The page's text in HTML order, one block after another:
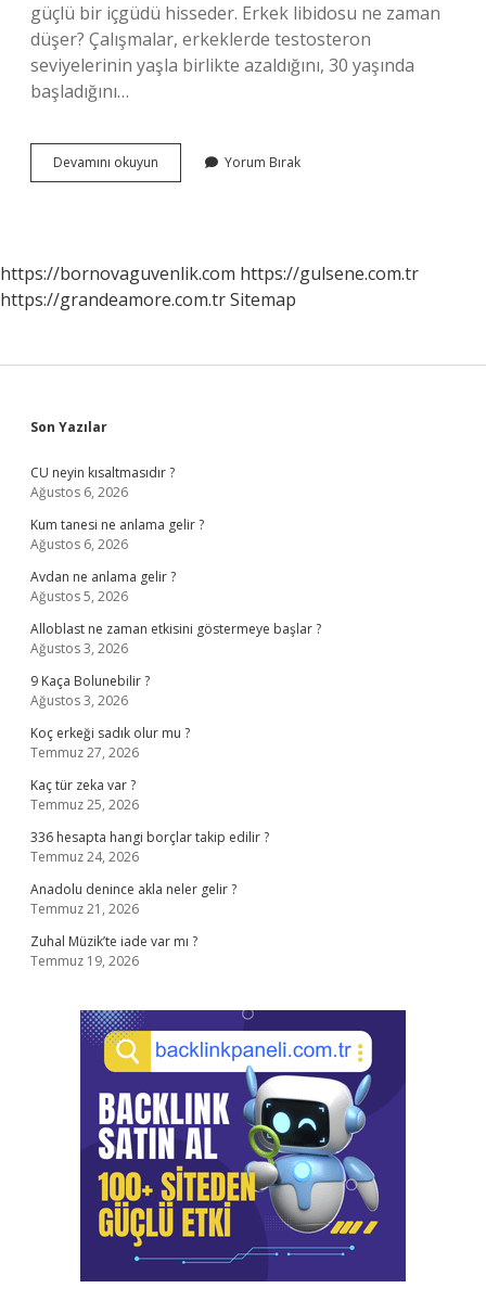
güçlü bir içgüdü hisseder. Erkek libidosu ne zaman
düşer? Çalışmalar, erkeklerde testosteron
seviyelerinin yaşla birlikte azaldığını, 30 yaşında
başladığını…
Devamını okuyun Libidosu
Yüksek
Yorum Bırak
https://bornovaguvenlik.com https://gulsene.com.tr
https://grandeamore.com.trSitemap
Sidebar
Son Yazılar
CU neyin kısaltmasıdır ?
Ağustos 6, 2026
Kum tanesi ne anlama gelir ?
Ağustos 6, 2026
Avdan ne anlama gelir ?
Ağustos 5, 2026
Alloblast ne zaman etkisini göstermeye başlar ?
Ağustos 3, 2026
9 Kaça Bolunebilir ?
Ağustos 3, 2026
Koç erkeği sadık olur mu ?
Temmuz 27, 2026
Kaç tür zeka var ?
Temmuz 25, 2026
336 hesapta hangi borçlar takip edilir ?
Temmuz 24, 2026
Anadolu denince akla neler gelir ?
Temmuz 21, 2026
Zuhal Müzik’te iade var mı ?
Temmuz 19, 2026